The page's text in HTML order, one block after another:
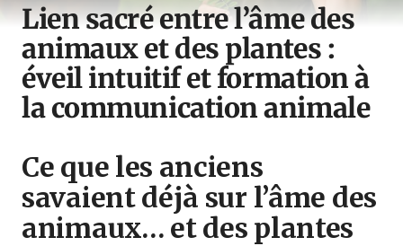
Lien sacré entre l’âme des
animaux et des plantes :
éveil intuitif et formation à
la communication animale
Ce que les anciens
savaient déjà sur l’âme des
animaux… et des plantes